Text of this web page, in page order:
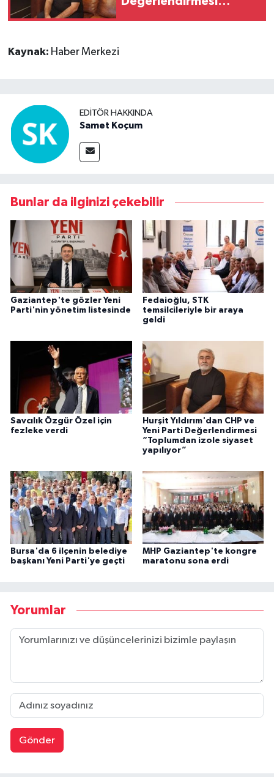
Kaynak: Haber Merkezi
EDITÖR HAKKINDA
Samet Koçum
Bunlar da ilginizi çekebilir
Gaziantep'te gözler Yeni
Parti'nin yönetim listesinde
Fedaioğlu, STK
temsilcileriyle bir araya
geldi
Savcılık Özgür Özel için
fezleke verdi
Hurşit Yıldırım'dan CHP ve
Yeni Parti Değerlendirmesi
“Toplumdan izole siyaset
yapılıyor”
Bursa'da 6 ilçenin belediye
başkanı Yeni Parti'ye geçti
MHP Gaziantep'te kongre
maratonu sona erdi
Yorumlar
Gönder